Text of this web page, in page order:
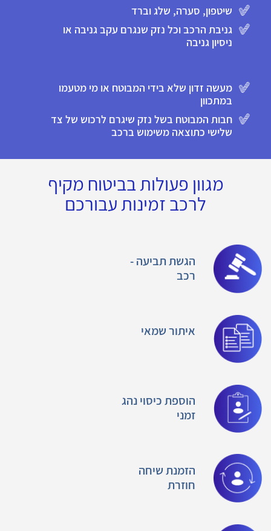
שיטפון, סערה, שלג וברד
גניבת הרכב וכל נזק שנגרם עקב גניבה או
ניסיון גניבה
מעשה זדון שלא בידי המבוטח או מי מטעמו
במתכוון
חבות המבוטח בשל נזק שיגרם לרכוש של צד
שלישי כתוצאה משימוש ברכב
מגוון פעולות בביטוח מקיף
לרכב זמינות עבורכם
הגשת תביעה -
רכב
איתור שמאי
הוספת כיסוי נהג
זמני
הזמנת שיחה
חוזרת